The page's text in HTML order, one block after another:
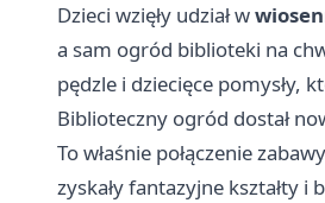
Dzieci wzięły udział w
a sam ogród biblioteki na
pędzle i dziecięce pomysły,
Biblioteczny ogród dostał
To właśnie połączenie
zyskały fantazyjne kształty i